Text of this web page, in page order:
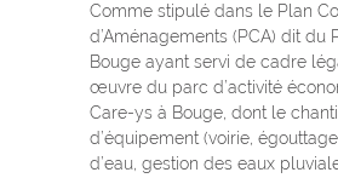
Comme stipulé dans le Plan
d’Aménagements (PCA) dit du
Bouge ayant servi de cadre
œuvre du parc d’activité
Care-ys à Bouge, dont le
d’équipement (voirie,
d’eau, gestion des eaux